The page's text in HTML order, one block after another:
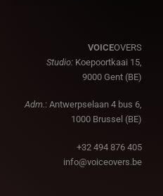
VOICEOVERS
Studio: Koepoortkaai 15,
9000 Gent (BE)
Adm.: Antwerpselaan 4 bus 6,
1000 Brussel (BE)
+32 494 876 405
info@voiceovers.be